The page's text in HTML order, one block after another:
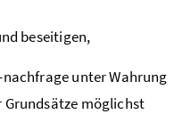
beseitigen,
unter Wahrung
möglichst